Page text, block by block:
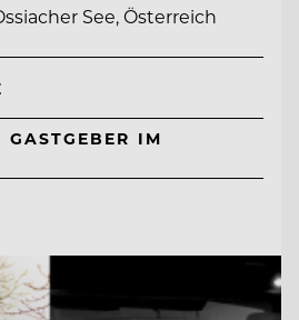
See, Österreich
IM